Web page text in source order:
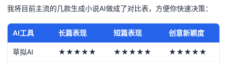
我将目前主流的几款生成小说AI做成了对比表，方便你快速决策：
AI工具 长篇表现 短篇表现 创意新颖度
草拟AI ★★★★★ ★★★★★ ★★★★★